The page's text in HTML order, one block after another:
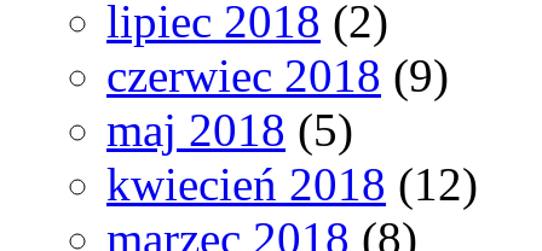
lipiec 2018 (2)
czerwiec 2018 (9)
maj 2018 (5)
kwiecień 2018 (12)
marzec 2018 (8)